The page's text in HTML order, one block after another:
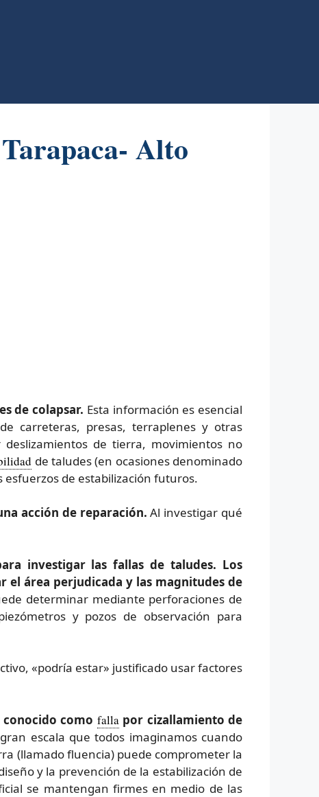
Alto
de colapsar. Esta información es esencial
carreteras, presas, terraplenes y otras
deslizamientos de tierra, movimientos no
de taludes (en ocasiones denominado
esfuerzos de estabilización futuros.
acción de reparación. Al investigar qué
investigar las fallas de taludes. Los
el área perjudicada y las magnitudes de
determinar mediante perforaciones de
y pozos de observación para
«podría estar» justificado usar factores
como falla por cizallamiento de
escala que todos imaginamos cuando
(llamado fluencia) puede comprometer la
y la prevención de la estabilización de
se mantengan firmes en medio de las